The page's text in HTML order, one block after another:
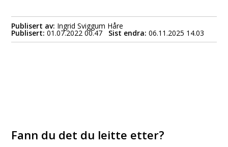
Publisert av Ingrid Sviggum Håre
Publisert 01.07.2022 00.47 Sist endra 06.11.2025 14.03
Fann du det du leitte etter?